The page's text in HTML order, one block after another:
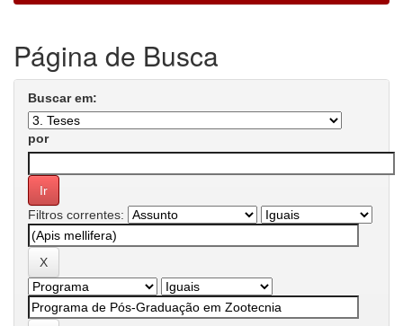
Página de Busca
Buscar em:
por
Filtros correntes: